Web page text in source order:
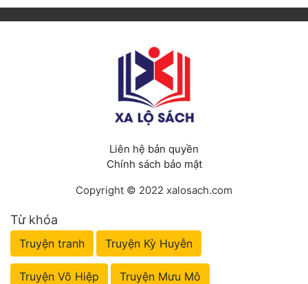
Liên hệ bản quyền
Chính sách bảo mật
Copyright © 2022 xalosach.com
Từ khóa
Truyện tranh Truyện Kỳ Huyễn
Truyện Võ Hiệp Truyện Mưu Mô